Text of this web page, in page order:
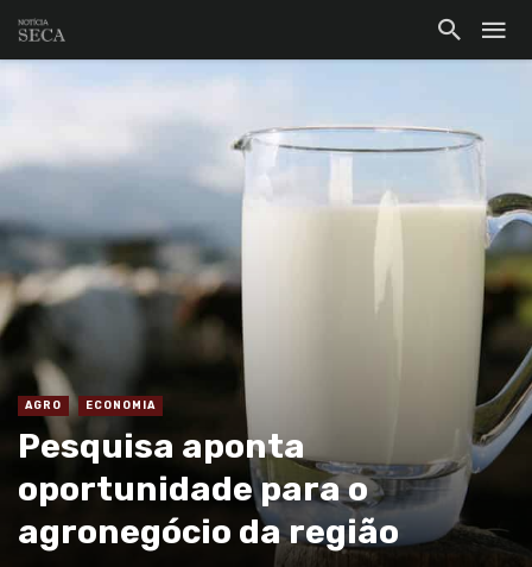
AGRO ECONOMIA
Pesquisa aponta
oportunidade para o
agronegócio da região